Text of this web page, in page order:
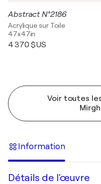
Abstract N°2186
Acrylique sur Toile
47x47in
4 370 $US
Voir toutes
Information
Détails de l'œuvre